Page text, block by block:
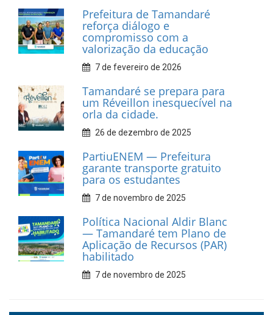
Prefeitura de Tamandaré
realiza entrega de placas à
Associação dos Taxistas Rota
Car Service
10 de fevereiro de 2026
Dia do Frevo: patrimônio
cultural em movimento
9 de fevereiro de 2026
Prefeitura de Tamandaré
fortalece apoio aos
catadores de materiais
recicláveis
9 de fevereiro de 2026
Prefeitura de Tamandaré
reforça diálogo e
compromisso com a
valorização da educação
7 de fevereiro de 2026